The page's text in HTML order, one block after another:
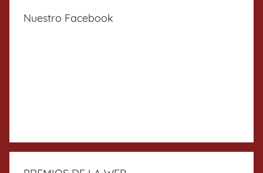
Nuestro Facebook